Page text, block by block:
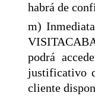
habrá de
m)
podrá
justificativo
cliente